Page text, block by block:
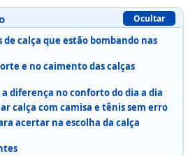
Ocultar
de calça que estão bombando nas
e no caimento das calças
a diferença no conforto do dia a dia
calça com camisa e tênis sem erro
acertar na escolha da calça